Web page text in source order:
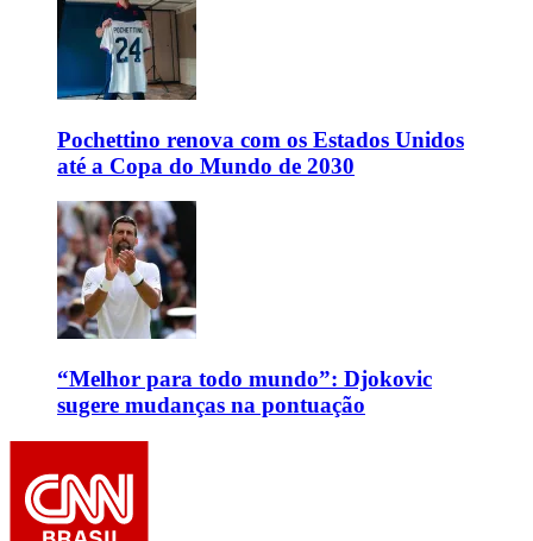
Pochettino renova com os Estados Unidos
até a Copa do Mundo de 2030
“Melhor para todo mundo”: Djokovic
sugere mudanças na pontuação